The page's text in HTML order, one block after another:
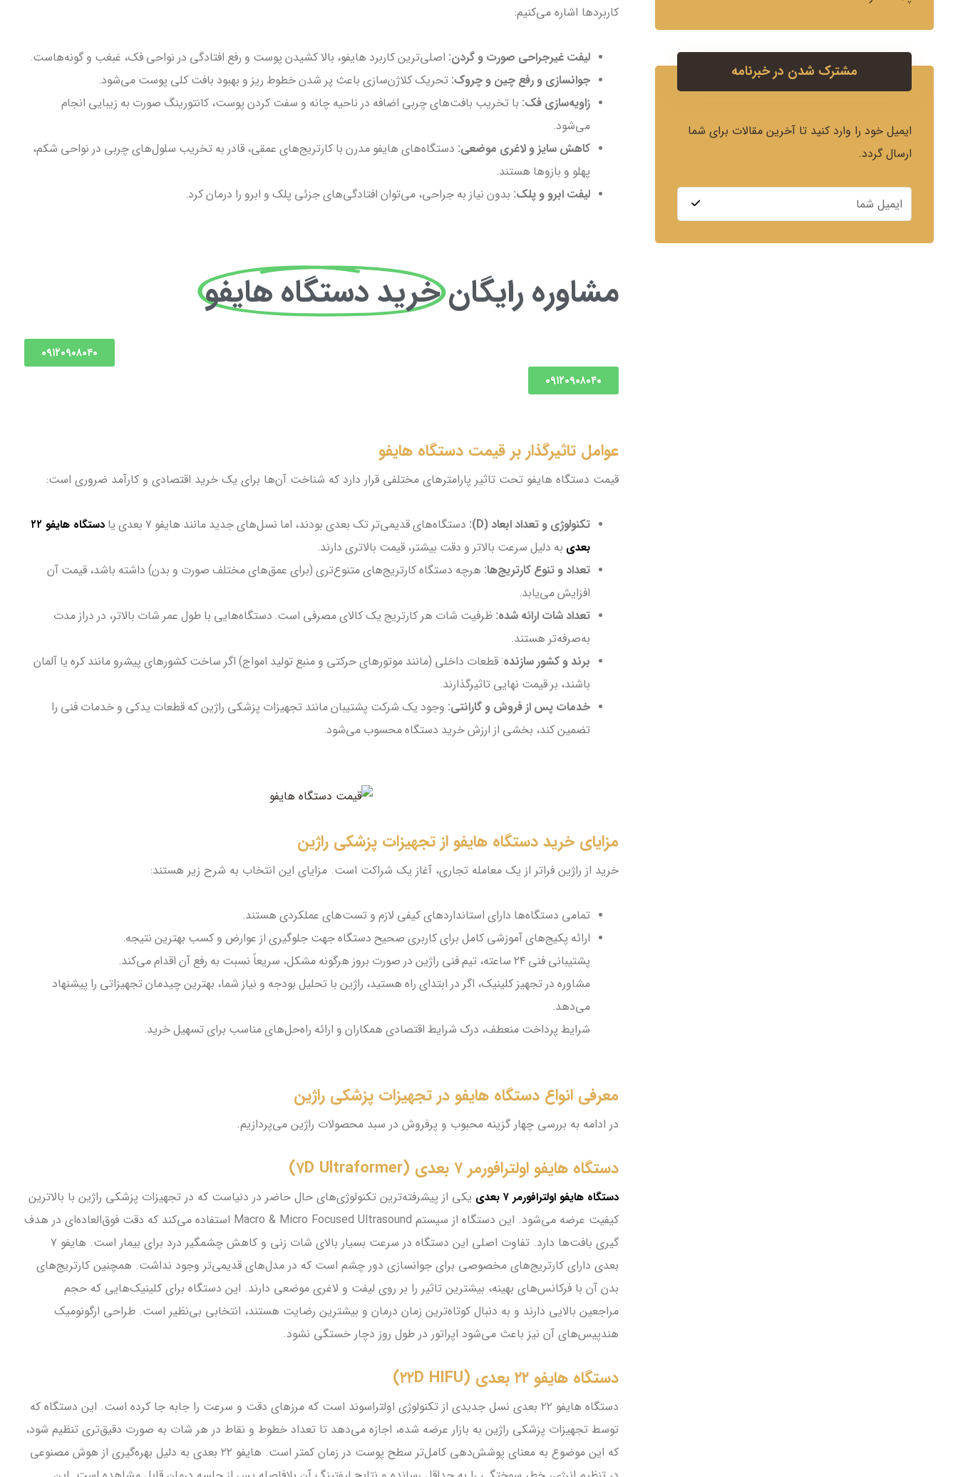
کاربردها اشاره می‌کنیم:
لیفت غیرجراحی صورت و گردن: اصلی‌ترین کاربرد هایفو، بالا کشیدن پوست و رفع افتادگی در نواحی فک، غبغب و گونه‌هاست.
جوانسازی و رفع چین و چروک: تحریک کلاژن‌سازی باعث پر شدن خطوط ریز و بهبود بافت کلی پوست می‌شود.
زاویه‌سازی فک: با تخریب بافت‌های چربی اضافه در ناحیه چانه و سفت کردن پوست، کانتورینگ صورت به زیبایی انجام
می‌شود.
کاهش سایز و لاغری موضعی: دستگاه‌های هایفو مدرن با کارتریج‌های عمقی، قادر به تخریب سلول‌های چربی در نواحی شکم،
پهلو و بازوها هستند.
لیفت ابرو و پلک: بدون نیاز به جراحی، می‌توان افتادگی‌های جزئی پلک و ابرو را درمان کرد.
مشاوره رایگان خرید دستگاه هایفو
۰۹۱۲۰۹۰۸۰۴۰
۰۹۱۲۰۹۰۸۰۴۰
عوامل تاثیرگذار بر قیمت دستگاه هایفو
قیمت دستگاه هایفو تحت تاثیر پارامترهای مختلفی قرار دارد که شناخت آن‌ها برای یک خرید اقتصادی و کارآمد ضروری است:
تکنولوژی و تعداد ابعاد (D): دستگاه‌های قدیمی‌تر تک بعدی بودند، اما نسل‌های جدید مانند هایفو ۷ بعدی یا
دستگاه هایفو ۲۲
بعدی به دلیل سرعت بالاتر و دقت بیشتر، قیمت بالاتری دارند.
تعداد و تنوع کارتریج‌ها: هرچه دستگاه کارتریج‌های متنوع‌تری (برای عمق‌های مختلف صورت و بدن) داشته باشد، قیمت آن
افزایش می‌یابد.
تعداد شات ارائه شده: ظرفیت شات هر کارتریج یک کالای مصرفی است. دستگاه‌هایی با طول عمر شات بالاتر، در دراز مدت
به‌صرفه‌تر هستند.
برند و کشور سازنده: قطعات داخلی (مانند موتورهای حرکتی و منبع تولید امواج) اگر ساخت کشورهای پیشرو مانند کره یا آلمان
باشند، بر قیمت نهایی تاثیرگذارند.
خدمات پس از فروش و گارانتی: وجود یک شرکت پشتیبان مانند تجهیزات پزشکی راژین که قطعات یدکی و خدمات فنی را
تضمین کند، بخشی از ارزش خرید دستگاه محسوب می‌شود.
مزایای خرید دستگاه هایفو از تجهیزات پزشکی راژین
خرید از راژین فراتر از یک معامله تجاری، آغاز یک شراکت است. مزایای این انتخاب به شرح زیر هستند:
تمامی دستگاه‌ها دارای استانداردهای کیفی لازم و تست‌های عملکردی هستند.
ارائه پکیج‌های آموزشی کامل برای کاربری صحیح دستگاه جهت جلوگیری از عوارض و کسب بهترین نتیجه.
پشتیبانی فنی ۲۴ ساعته، تیم فنی راژین در صورت بروز هرگونه مشکل، سریعاً نسبت به رفع آن اقدام می‌کند.
مشاوره در تجهیز کلینیک، اگر در ابتدای راه هستید، راژین با تحلیل بودجه و نیاز شما، بهترین چیدمان تجهیزاتی را پیشنهاد
می‌دهد.
شرایط پرداخت منعطف، درک شرایط اقتصادی همکاران و ارائه راه‌حل‌های مناسب برای تسهیل خرید.
معرفی انواع دستگاه هایفو در تجهیزات پزشکی راژین
در ادامه به بررسی چهار گزینه محبوب و پرفروش در سبد محصولات راژین می‌پردازیم.
دستگاه هایفو اولترافورمر ۷ بعدی (۷D Ultraformer)
دستگاه هایفو اولترافورمر ۷ بعدی
یکی از پیشرفته‌ترین تکنولوژی‌های حال حاضر در دنیاست که در تجهیزات پزشکی راژین با بالاترین
کیفیت عرضه می‌شود. این دستگاه از سیستم Macro & Micro Focused Ultrasound استفاده می‌کند که دقت فوق‌العاده‌ای در هدف
گیری بافت‌ها دارد. تفاوت اصلی این دستگاه در سرعت بسیار بالای شات زنی و کاهش چشمگیر درد برای بیمار است. هایفو ۷
بعدی دارای کارتریج‌های مخصوصی برای جوانسازی دور چشم است که در مدل‌های قدیمی‌تر وجود نداشت. همچنین کارتریج‌های
بدن آن با فرکانس‌های بهینه، بیشترین تاثیر را بر روی لیفت و لاغری موضعی دارند. این دستگاه برای کلینیک‌هایی که حجم
مراجعین بالایی دارند و به دنبال کوتاه‌ترین زمان درمان و بیشترین رضایت هستند، انتخابی بی‌نظیر است. طراحی ارگونومیک
هندپیس‌های آن نیز باعث می‌شود اپراتور در طول روز دچار خستگی نشود.
دستگاه هایفو ۲۲ بعدی (۲۲D HIFU)
دستگاه هایفو ۲۲ بعدی نسل جدیدی از تکنولوژی اولتراسوند است که مرزهای دقت و سرعت را جابه جا کرده است. این دستگاه که
توسط تجهیزات پزشکی راژین به بازار عرضه شده، اجازه می‌دهد تا تعداد خطوط و نقاط در هر شات به صورت دقیق‌تری تنظیم شود،
که این موضوع به معنای پوشش‌دهی کامل‌تر سطح پوست در زمان کمتر است. هایفو ۲۲ بعدی به دلیل بهره‌گیری از هوش مصنوعی
مشترک شدن در خبرنامه
ایمیل خود را وارد کنید تا آخرین مقالات برای شما
ارسال گردد.